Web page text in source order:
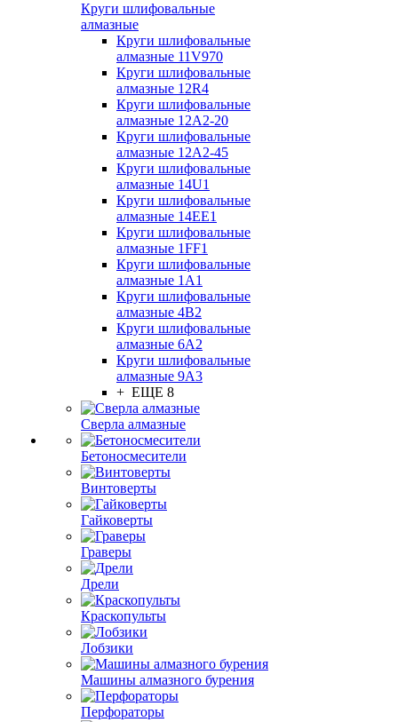
Круги шлифовальные
алмазные
Круги шлифовальные
алмазные 11V970
Круги шлифовальные
алмазные 12R4
Круги шлифовальные
алмазные 12А2-20
Круги шлифовальные
алмазные 12А2-45
Круги шлифовальные
алмазные 14U1
Круги шлифовальные
алмазные 14ЕЕ1
Круги шлифовальные
алмазные 1FF1
Круги шлифовальные
алмазные 1А1
Круги шлифовальные
алмазные 4В2
Круги шлифовальные
алмазные 6A2
Круги шлифовальные
алмазные 9А3
+ ЕЩЕ 8
Сверла алмазные
Бетоносмесители
Винтоверты
Гайковерты
Граверы
Дрели
Краскопульты
Лобзики
Машины алмазного бурения
Перфораторы